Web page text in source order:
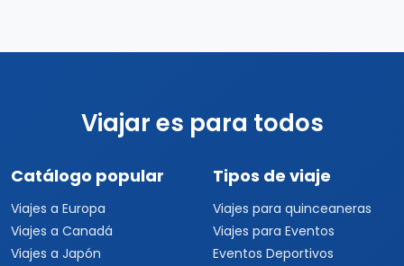
Viajar es para todos
Catálogo popular
Viajes a Europa
Viajes a Canadá
Viajes a Japón
Tipos de viaje
Viajes para quinceaneras
Viajes para Eventos
Eventos Deportivos